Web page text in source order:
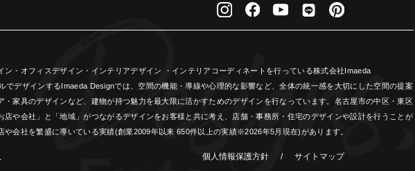
・オフィスデザイン・インテリアデザイン ・インテリアコーディネートを行っている株式会社Imaeda
デザインするImaeda Designでは、空間の機能・導線や心理的な影響など、全体の統一感を大切にした空間の提案
家具のデザインなど、建物が持つ魅力を最大限に活かすためのデザインを行なっています。名古屋市の中区・東区
や会社」と「地域」がつながるデザインをお客様と共に考え、店舗・事務所・住宅のデザインや設計を行うことが
会社を繁盛に導いている実績(創業2009年以来 650件以上の実績※2026年5月現在)があります。
個人情報保護方針 / サイトマップ